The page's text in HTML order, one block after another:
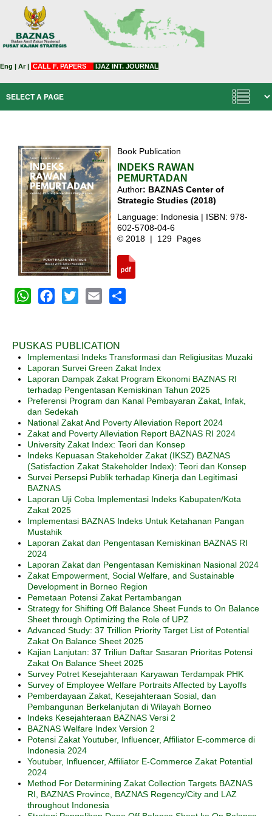
Eng | Ar| CALL F. PAPERS IJAZ INT. JOURNAL
Book Publication
INDEKS RAWAN
PEMURTADAN
Author: BAZNAS Center of
Strategic Studies (2018)
Language: Indonesia | ISBN: 978-
602-5708-04-6
© 2018 | 129 Pages
PUSKAS PUBLICATION
Implementasi Indeks Transformasi dan Religiusitas Muzaki
Laporan Survei Green Zakat Index
Laporan Dampak Zakat Program Ekonomi BAZNAS RI
terhadap Pengentasan Kemiskinan Tahun 2025
Preferensi Program dan Kanal Pembayaran Zakat, Infak,
dan Sedekah
National Zakat And Poverty Alleviation Report 2024
Zakat and Poverty Alleviation Report BAZNAS RI 2024
University Zakat Index: Teori dan Konsep
Indeks Kepuasan Stakeholder Zakat (IKSZ) BAZNAS
(Satisfaction Zakat Stakeholder Index): Teori dan Konsep
Survei Persepsi Publik terhadap Kinerja dan Legitimasi
BAZNAS
Laporan Uji Coba Implementasi Indeks Kabupaten/Kota
Zakat 2025
Implementasi BAZNAS Indeks Untuk Ketahanan Pangan
Mustahik
Laporan Zakat dan Pengentasan Kemiskinan BAZNAS RI
2024
Laporan Zakat dan Pengentasan Kemiskinan Nasional 2024
Zakat Empowerment, Social Welfare, and Sustainable
Development in Borneo Region
Pemetaan Potensi Zakat Pertambangan
Strategy for Shifting Off Balance Sheet Funds to On Balance
Sheet through Optimizing the Role of UPZ
Advanced Study: 37 Trillion Priority Target List of Potential
Zakat On Balance Sheet 2025
Kajian Lanjutan: 37 Triliun Daftar Sasaran Prioritas Potensi
Zakat On Balance Sheet 2025
Survey Potret Kesejahteraan Karyawan Terdampak PHK
Survey of Employee Welfare Portraits Affected by Layoffs
Pemberdayaan Zakat, Kesejahteraan Sosial, dan
Pembangunan Berkelanjutan di Wilayah Borneo
Indeks Kesejahteraan BAZNAS Versi 2
BAZNAS Welfare Index Version 2
Potensi Zakat Youtuber, Influencer, Affiliator E-commerce di
Indonesia 2024
Youtuber, Influencer, Affiliator E-Commerce Zakat Potential
2024
Method For Determining Zakat Collection Targets BAZNAS
RI, BAZNAS Province, BAZNAS Regency/City and LAZ
throughout Indonesia